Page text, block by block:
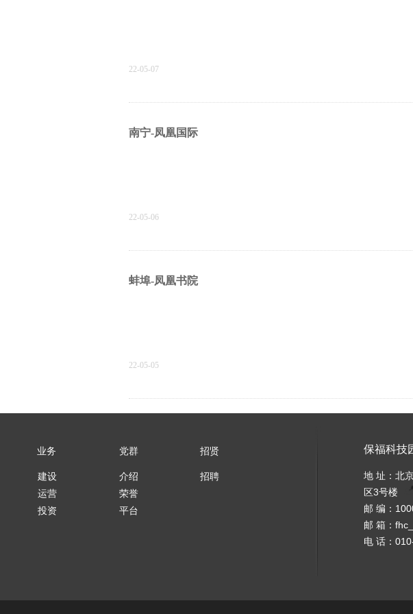
22-05-07
南宁-凤凰国际
22-05-06
蚌埠-凤凰书院
22-05-05
21-08-18
保福科技
地 址：北
区3号楼
邮 编：
邮 箱：
电 话：
业务
建设
运营
投资
党群
介绍
荣誉
平台
招贤
招聘